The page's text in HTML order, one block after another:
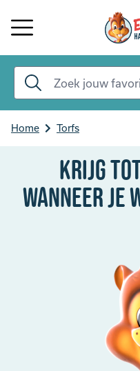
Home Torfs
Krijg
Wanneer je